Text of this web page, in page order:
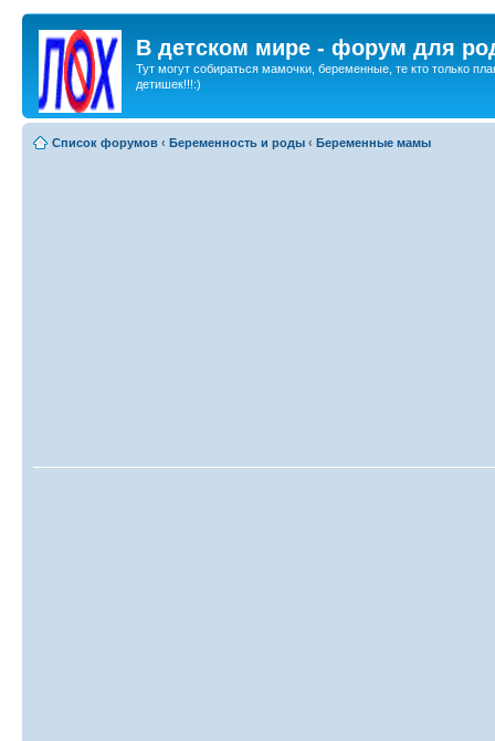
В детском мире - форум для
Тут могут собираться мамочки, беременные, те кто только
детишек!!!:)
Список форумов ‹ Беременность и роды ‹ Беременные мамы